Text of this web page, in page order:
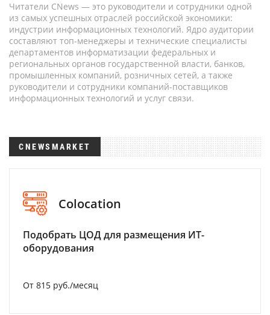
Читатели CNews — это руководители и сотрудники одной
из самых успешных отраслей российской экономики:
индустрии информационных технологий. Ядро аудитории
составляют топ-менеджеры и технические специалисты
департаментов информатизации федеральных и
региональных органов государственной власти, банков,
промышленных компаний, розничных сетей, а также
руководители и сотрудники компаний-поставщиков
информационных технологий и услуг связи.
CNEWSMARKET
Colocation
Подобрать ЦОД для размещения ИТ-
оборудования
От 815 руб./месяц